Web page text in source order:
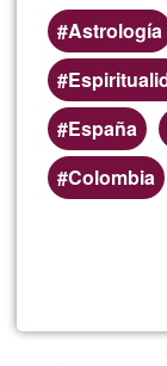
Astrología
España
Colombia